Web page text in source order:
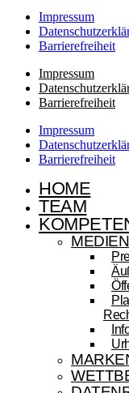
Impressum
Barrierefreiheit
Impressum
Barrierefreiheit
Impressum
Barrierefreiheit
HOME
TEAM